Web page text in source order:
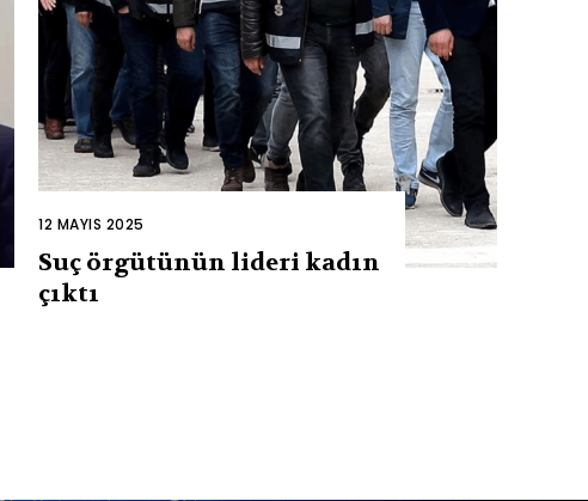
12 MAYIS 2025
Suç örgütünün lideri kadın
çıktı